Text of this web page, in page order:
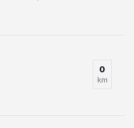
0
km